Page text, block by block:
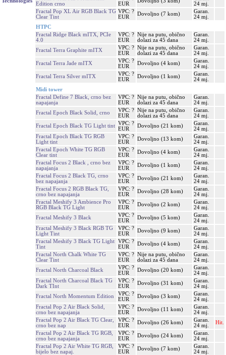
Edition crno
EUR
24 mj.
Fractal Pop XL Air RGB Black TG
Clear Tint
VPC: ?
EUR
Dovoljno (7 kom)
Garan.
24 mj.
HTPC
Fractal Ridge Black mITX, PCIe
4.0
VPC: ?
EUR
Nije na putu, obično
dolazi za 45 dana
Garan.
24 mj.
Fractal Terra Graphite mITX
VPC: ?
EUR
Nije na putu, obično
dolazi za 45 dana
Garan.
24 mj.
Fractal Terra Jade mITX
VPC: ?
EUR
Dovoljno (4 kom)
Garan.
24 mj.
Fractal Terra Silver mITX
VPC: ?
EUR
Dovoljno (1 kom)
Garan.
24 mj.
Midi tower
Fractal Define 7 Black, crno bez
napajanja
VPC: ?
EUR
Nije na putu, obično
dolazi za 45 dana
Garan.
24 mj.
Fractal Epoch Black Solid, crno
VPC: ?
EUR
Nije na putu, obično
dolazi za 45 dana
Garan.
24 mj.
Fractal Epoch Black TG Light tint VPC: ?
EUR
Dovoljno (21 kom)
Garan.
24 mj.
Fractal Epoch Black TG RGB
Light tint
VPC: ?
EUR
Dovoljno (13 kom)
Garan.
24 mj.
Fractal Epoch White TG RGB
Clear tint
VPC: ?
EUR
Dovoljno (4 kom)
Garan.
24 mj.
Fractal Focus 2 Black , crno bez
napajanja
VPC: ?
EUR
Dovoljno (1 kom)
Garan.
24 mj.
Fractal Focus 2 Black TG, crno
bez napajanja
VPC: ?
EUR
Dovoljno (21 kom)
Garan.
24 mj.
Fractal Focus 2 RGB Black TG,
crno bez napajanja
VPC: ?
EUR
Dovoljno (28 kom)
Garan.
24 mj.
Fractal Meshify 3 Ambience Pro
RGB Black TG Light
VPC: ?
EUR
Dovoljno (2 kom)
Garan.
24 mj.
Fractal Meshify 3 Black
VPC: ?
EUR
Dovoljno (5 kom)
Garan.
24 mj.
Fractal Meshify 3 Black RGB TG
Light Tint
VPC: ?
EUR
Dovoljno (9 kom)
Garan.
24 mj.
Fractal Meshify 3 Black TG Light
Tint
VPC: ?
EUR
Dovoljno (4 kom)
Garan.
24 mj.
Fractal North Chalk White TG
Clear Tint
VPC: ?
EUR
Nije na putu, obično
dolazi za 45 dana
Garan.
24 mj.
Fractal North Charcoal Black
VPC: ?
EUR
Dovoljno (20 kom)
Garan.
24 mj.
Fractal North Charcoal Black TG
Dark TInt
VPC: ?
EUR
Dovoljno (31 kom)
Garan.
24 mj.
Fractal North Momentum Edition
VPC: ?
EUR
Dovoljno (3 kom)
Garan.
24 mj.
Fractal Pop 2 Air Black Solid,
crno bez napajanja
VPC: ?
EUR
Dovoljno (11 kom)
Garan.
24 mj.
Fractal Pop 2 Air Black TG Clear,
crno bez nap
VPC: ?
EUR
Dovoljno (26 kom)
Garan.
24 mj.
Hit.
Fractal Pop 2 Air Black TG RGB,
crno bez napajanja
VPC: ?
EUR
Dovoljno (24 kom)
Garan.
24 mj.
Fractal Pop 2 Air White TG RGB,
bijelo bez napaj.
VPC: ?
EUR
Dovoljno (7 kom)
Garan.
24 mj.